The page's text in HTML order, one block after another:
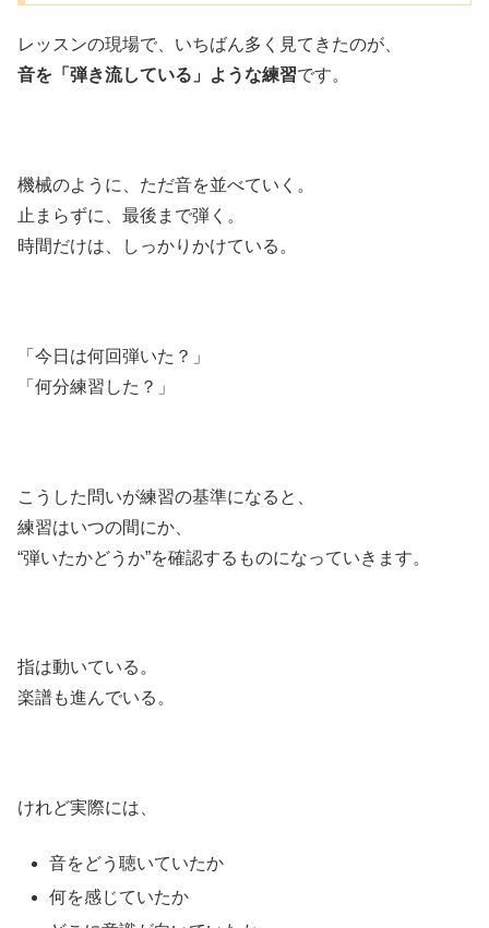
レッスンの現場で、いちばん多く見てきたのが、
音を「弾き流している」ような練習です。
機械のように、ただ音を並べていく。
止まらずに、最後まで弾く。
時間だけは、しっかりかけている。
「今日は何回弾いた？」
「何分練習した？」
こうした問いが練習の基準になると、
練習はいつの間にか、
“弾いたかどうか”を確認するものになっていきます。
指は動いている。
楽譜も進んでいる。
けれど実際には、
音をどう聴いていたか
何を感じていたか